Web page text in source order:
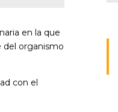
en la que
del organismo
con el